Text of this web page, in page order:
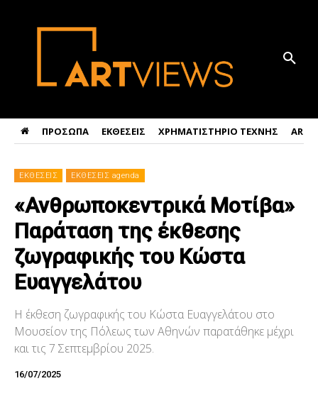
ΠΡΟΣΩΠΑ ΕΚΘΕΣΕΙΣ ΧΡΗΜΑΤΙΣΤΗΡΙΟ ΤΕΧΝΗΣ ART
ΕΚΘΕΣΕΙΣ ΕΚΘΕΣΕΙΣ agenda
«Ανθρωποκεντρικά Μοτίβα»
Παράταση της έκθεσης
ζωγραφικής του Κώστα
Ευαγγελάτου
Η έκθεση ζωγραφικής του Κώστα Ευαγγελάτου στο
Μουσείον της Πόλεως των Αθηνών παρατάθηκε μέχρι
και τις 7 Σεπτεμβρίου 2025.
16/07/2025